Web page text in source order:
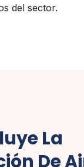
del sector.
La
De